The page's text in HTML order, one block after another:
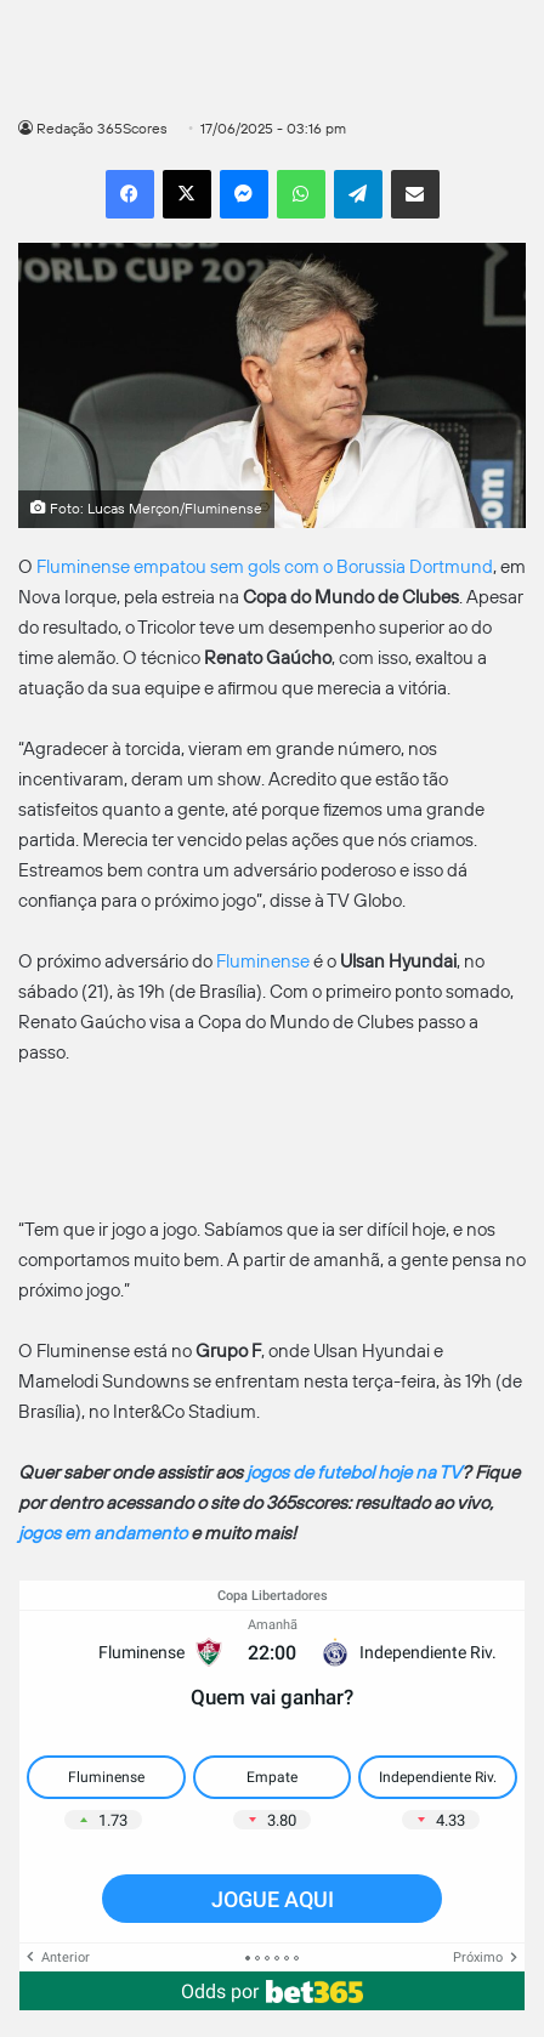
Redação 365Scores 17/06/2025 - 03:16 pm
Facebook
X MessengerWhatsAppTelegramCompartilhar por e-mail
Foto: Lucas Merçon/Fluminense
O Fluminense empatou sem gols com o Borussia Dortmund, em
Nova Iorque, pela estreia na Copa do Mundo de Clubes. Apesar
do resultado, o Tricolor teve um desempenho superior ao do
time alemão. O técnico Renato Gaúcho, com isso, exaltou a
atuação da sua equipe e afirmou que merecia a vitória.
“Agradecer à torcida, vieram em grande número, nos
incentivaram, deram um show. Acredito que estão tão
satisfeitos quanto a gente, até porque fizemos uma grande
partida. Merecia ter vencido pelas ações que nós criamos.
Estreamos bem contra um adversário poderoso e isso dá
confiança para o próximo jogo”, disse à TV Globo.
O próximo adversário do Fluminenseé o Ulsan Hyundai, no
sábado (21), às 19h (de Brasília). Com o primeiro ponto somado,
Renato Gaúcho visa a Copa do Mundo de Clubes passo a
passo.
“Tem que ir jogo a jogo. Sabíamos que ia ser difícil hoje, e nos
comportamos muito bem. A partir de amanhã, a gente pensa no
próximo jogo.”
O Fluminense está noGrupo F, onde Ulsan Hyundai e
Mamelodi Sundowns se enfrentam nesta terça-feira, às 19h (de
Brasília), no Inter&Co Stadium.
Quer saber onde assistir aosjogos de futebol hoje na TV? Fique
por dentro acessando o site do 365scores: resultado ao vivo,
jogos em andamentoe muito mais!
Copa Libertadores
Fluminense
Amanhã
22:00 Independiente Riv.
Quem vai ganhar?
Fluminense Empate Independiente Riv.
1.73 3.80 4.33
JOGUE AQUI
Anterior Próximo
Odds por